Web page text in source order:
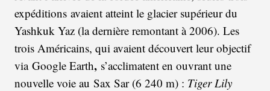
expéditions avaient atteint le glacier supérieur du
Yashkuk Yaz (la dernière remontant à 2006). Les
trois Américains, qui avaient découvert leur objectif
via Google Earth, s’acclimatent en ouvrant une
nouvelle voie au Sax Sar (6 240 m) : Tiger Lily